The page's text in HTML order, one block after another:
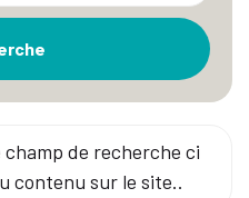
de recherche ci
contenu sur le site..